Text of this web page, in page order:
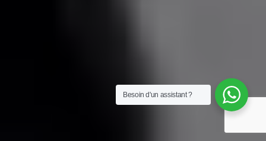
Besoin d'un assistant ?